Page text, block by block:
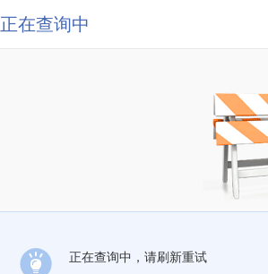
正在查询中
正在查询中，请刷新重试